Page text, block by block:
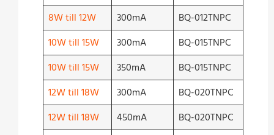
8W till 12W
300mA
BQ-012TNPC
10W till 15W
300mA
BQ-015TNPC
10W till 15W
350mA
BQ-015TNPC
12W till 18W
300mA
BQ-020TNPC
12W till 18W
450mA
BQ-020TNPC